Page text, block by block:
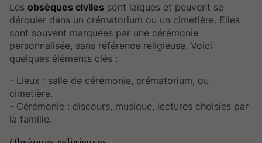
Les obsèques civiles sont laïques et peuvent se
dérouler dans un crématorium ou un cimetière. Elles
sont souvent marquées par une cérémonie
personnalisée, sans référence religieuse. Voici
quelques éléments clés :
- Lieux : salle de cérémonie, crématorium, ou
cimetière.
- Cérémonie : discours, musique, lectures choisies par
la famille.